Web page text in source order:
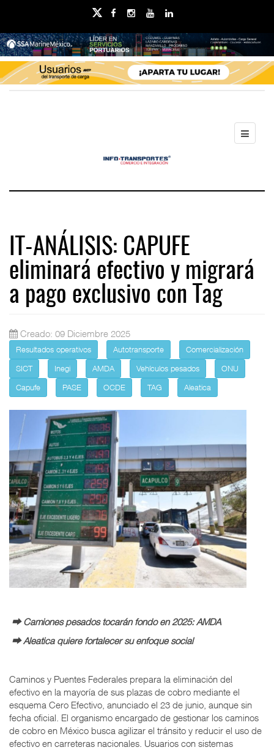
IT-ANÁLISIS: CAPUFE
eliminará efectivo y migrará
a pago exclusivo con Tag
Creado: 09 Diciembre 2025
Resultados operativos Autotransporte
Comercialización
SICT
Inegi AMDA Vehículos pesados
ONU
Capufe
PASE OCDE TAG Aleatica
⮕ Camiones pesados tocarán fondo en 2025: AMDA
⮕ Aleatica quiere fortalecer su enfoque social
Caminos y Puentes Federales prepara la eliminación del
efectivo en la mayoría de sus plazas de cobro mediante el
esquema Cero Efectivo, anunciado el 23 de junio, aunque sin
fecha oficial. El organismo encargado de gestionar los caminos
de cobro en México busca agilizar el tránsito y reducir el uso de
efectivo en carreteras nacionales. Usuarios con sistemas